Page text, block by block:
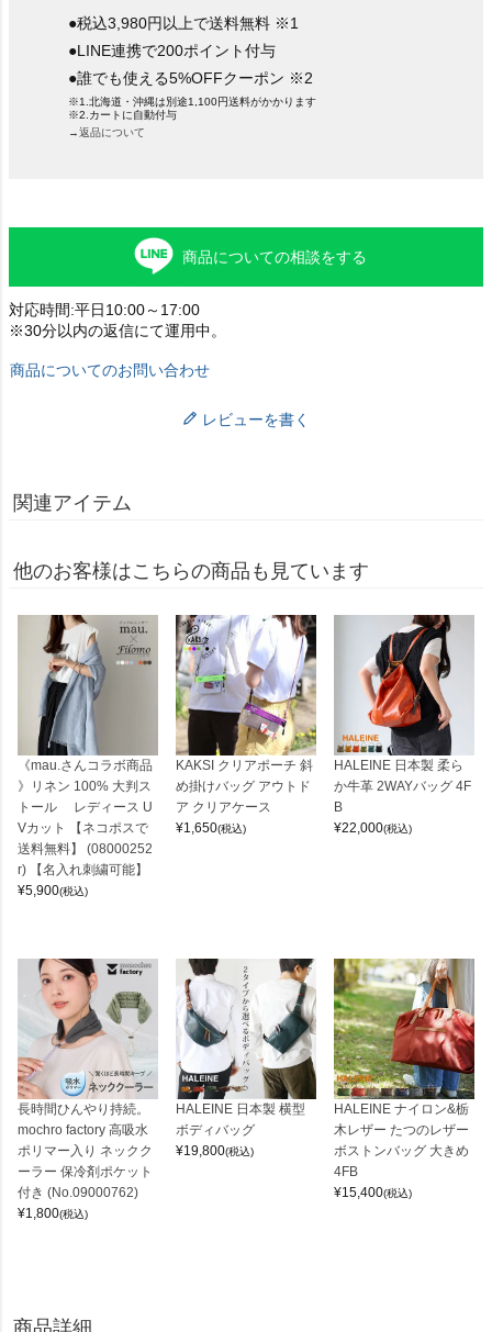
●税込3,980円以上で送料無料 ※1
●LINE連携で200ポイント付与
●誰でも使える5%OFFクーポン ※2
※1.北海道・沖縄は別途1,100円送料がかかります
※2.カートに自動付与
→返品について
商品についての相談をする
対応時間:平日10:00～17:00
※30分以内の返信にて運用中。
商品についてのお問い合わせ
レビューを書く
関連アイテム
他のお客様はこちらの商品も見ています
《mau.さんコラボ商品
》リネン 100% 大判ス
トール レディース U
Vカット 【ネコポスで
送料無料】 (08000252
r) 【名入れ刺繍可能】
¥5,900(税込)
KAKSI クリアポーチ 斜
め掛けバッグ アウトド
ア クリアケース
¥1,650(税込)
HALEINE 日本製 柔ら
か牛革 2WAYバッグ 4F
B
¥22,000(税込)
長時間ひんやり持続。
mochro factory 高吸水
ポリマー入り ネックク
ーラー 保冷剤ポケット
付き (No.09000762)
¥1,800(税込)
HALEINE 日本製 横型
ボディバッグ
¥19,800(税込)
HALEINE ナイロン&栃
木レザー たつのレザー
ボストンバッグ 大きめ
4FB
¥15,400(税込)
商品詳細